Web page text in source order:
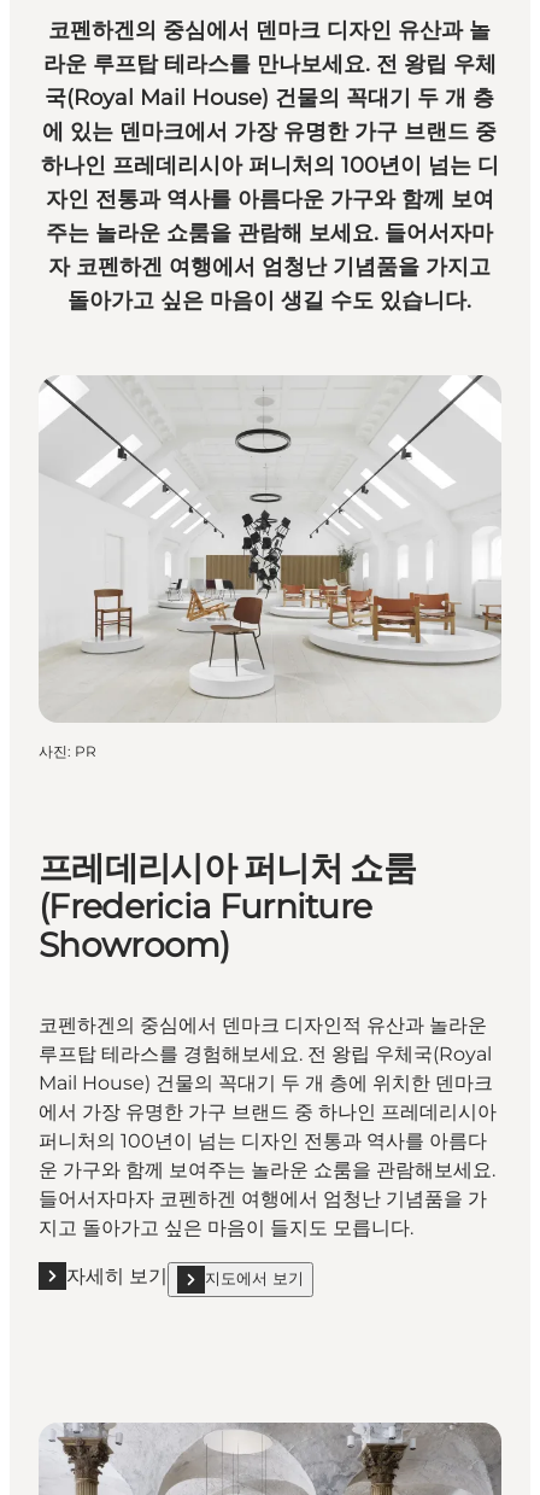
코펜하겐의 중심에서 덴마크 디자인 유산과 놀
라운 루프탑 테라스를 만나보세요. 전 왕립 우체
국(Royal Mail House) 건물의 꼭대기 두 개 층
에 있는 덴마크에서 가장 유명한 가구 브랜드 중
하나인 프레데리시아 퍼니처의 100년이 넘는 디
자인 전통과 역사를 아름다운 가구와 함께 보여
주는 놀라운 쇼룸을 관람해 보세요. 들어서자마
자 코펜하겐 여행에서 엄청난 기념품을 가지고
돌아가고 싶은 마음이 생길 수도 있습니다.
사진: PR
프레데리시아 퍼니처 쇼룸
(Fredericia Furniture
Showroom)
코펜하겐의 중심에서 덴마크 디자인적 유산과 놀라운
루프탑 테라스를 경험해보세요. 전 왕립 우체국(Royal
Mail House) 건물의 꼭대기 두 개 층에 위치한 덴마크
에서 가장 유명한 가구 브랜드 중 하나인 프레데리시아
퍼니처의 100년이 넘는 디자인 전통과 역사를 아름다
운 가구와 함께 보여주는 놀라운 쇼룸을 관람해보세요.
들어서자마자 코펜하겐 여행에서 엄청난 기념품을 가
지고 돌아가고 싶은 마음이 들지도 모릅니다.
자세히 보기
자세히 보기 "프레데리시아 퍼니처 쇼룸(Fredericia
지도에서 보기
show 프레데리시아 퍼니처 쇼룸(Fredericia